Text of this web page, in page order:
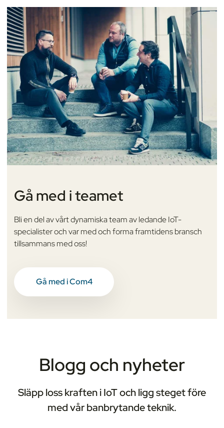
Gå med i teamet
Bli en del av vårt dynamiska team av ledande IoT-
specialister och var med och forma framtidens bransch
tillsammans med oss!
Gå med i Com4
Blogg och nyheter
Släpp loss kraften i IoT och ligg steget före
med vår banbrytande teknik.